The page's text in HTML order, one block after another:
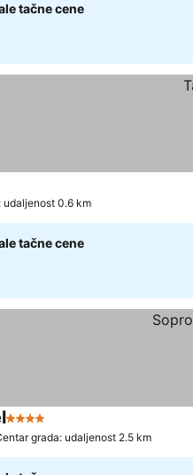
tačne cene
udaljenost 0.6 km
tačne cene
4 Zvezdice
grada: udaljenost 2.5 km